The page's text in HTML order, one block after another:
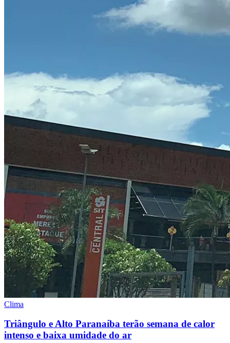
Clima
Triângulo e Alto Paranaíba terão semana de calor
intenso e baixa umidade do ar